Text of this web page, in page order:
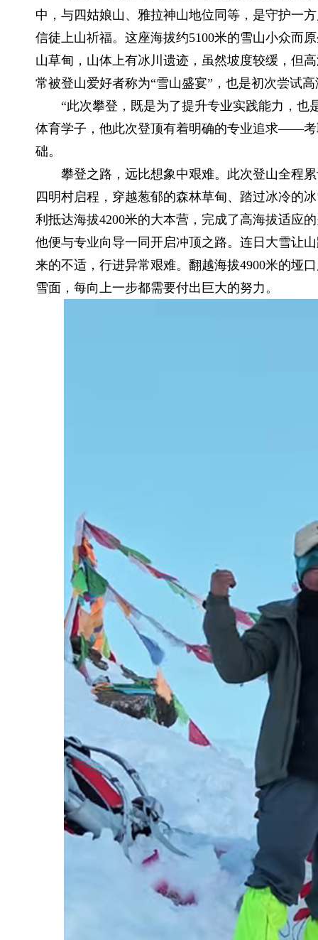
中，与四姑娘山、雅拉神山地位同等，是守护一
信徒上山祈福。这座海拔约5100米的雪山小众而
山草甸，山体上有冰川遗迹，虽然坡度较缓，但
常被登山爱好者称为“雪山盛宴”，也是初次尝试
“此次攀登，既是为了提升专业实践能力，也
体育学子，他此次登顶有着明确的专业追求——考
础。
攀登之路，远比想象中艰难。此次登山全程累
四明村启程，穿越葱郁的森林草甸、踏过冰冷的
利抵达海拔4200米的大本营，完成了高海拔适应
他便与专业向导一同开启冲顶之路。连日大雪让
来的不适，行进异常艰难。翻越海拔4900米的垭
雪面，每向上一步都需要付出巨大的努力。